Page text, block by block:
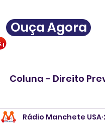
Ouça Agora
Coluna - Direito
Rádio Manchete USA